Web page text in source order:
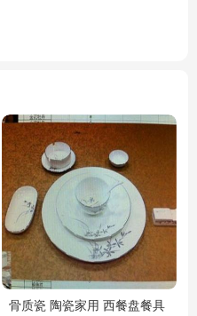
骨质瓷 陶瓷家用 西餐盘餐具